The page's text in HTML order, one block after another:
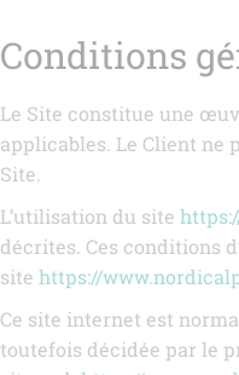
Conditions
Le Site constitue une
applicables. Le Client ne
Site.
L’utilisation du site
décrites. Ces conditions
site https://
Ce site internet est
toutefois décidée par le